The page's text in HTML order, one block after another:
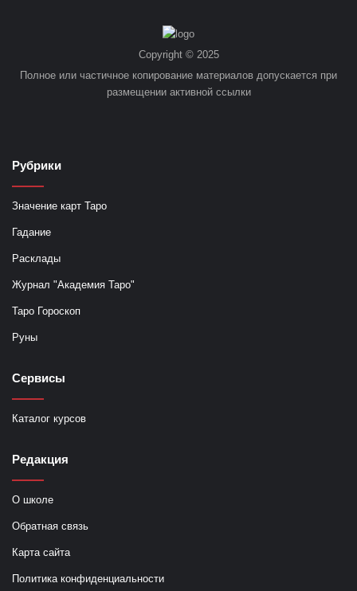
Copyright © 2025
Полное или частичное копирование материалов допускается при
размещении активной ссылки
Рубрики
Значение карт Таро
Гадание
Расклады
Журнал "Академия Таро"
Таро Гороскоп
Руны
Сервисы
Каталог курсов
Редакция
О школе
Обратная связь
Карта сайта
Политика конфиденциальности